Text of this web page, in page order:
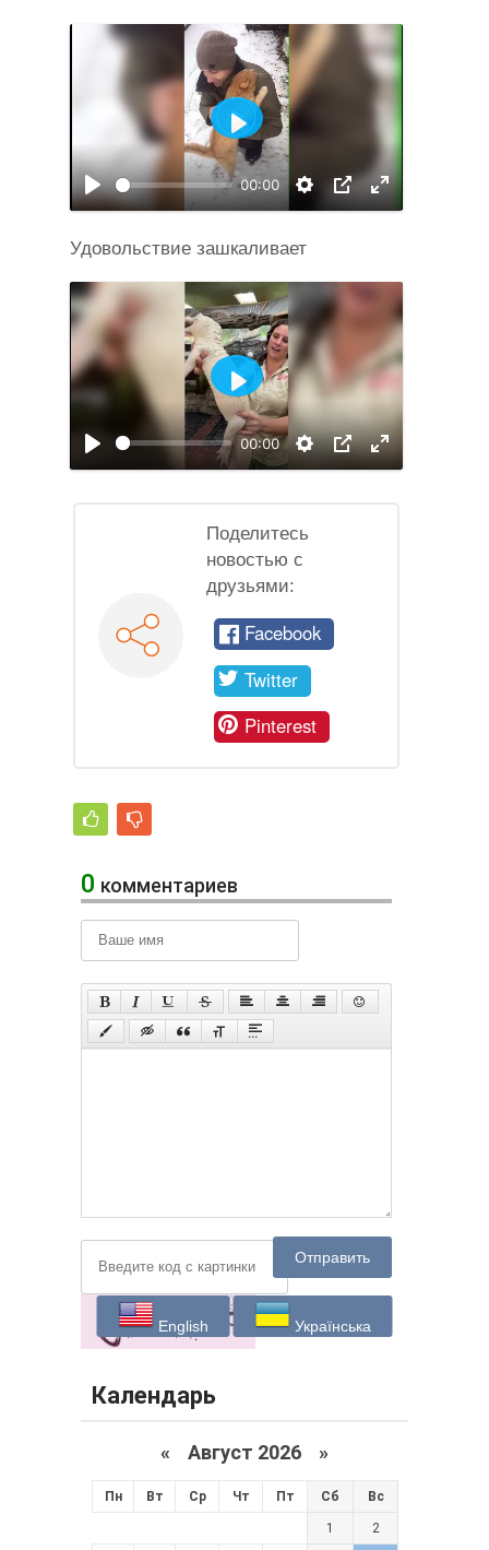
00:00
Воспроизвести
Удовольствие зашкаливает
00:00
Воспроизвести
Поделитесь
новостью с
друзьями:
Facebook
Twitter
Pinterest
0 комментариев
Отправить
English Українська
Календарь
« Август 2026 »
Пн Вт Ср Чт Пт Сб Вс
1 2